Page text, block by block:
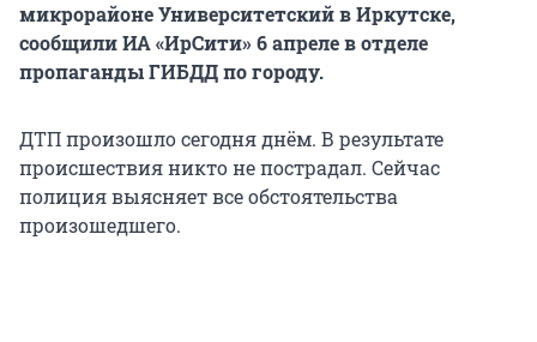
микрорайоне Университетский в Иркутске,
сообщили ИА «ИрСити» 6 апреле в отделе
пропаганды ГИБДД по городу.
ДТП произошло сегодня днём. В результате
происшествия никто не пострадал. Сейчас
полиция выясняет все обстоятельства
произошедшего.